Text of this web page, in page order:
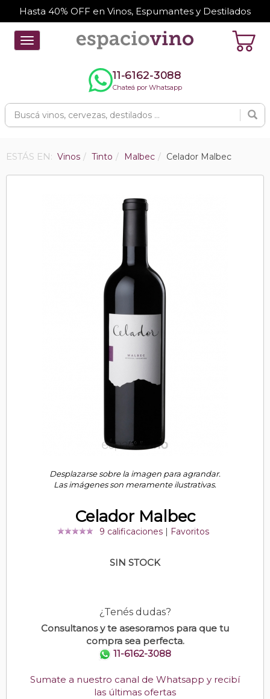
Hasta 40% OFF en Vinos, Espumantes y Destilados
Toggle
navigation
11-6162-3088
Chateá por Whatsapp
ESTÁS EN: Vinos Tinto Malbec Celador Malbec
Desplazarse sobre la imagen para agrandar.
Las imágenes son meramente ilustrativas.
Celador Malbec
9 calificaciones Favoritos
SIN STOCK
¿Tenés dudas?
Consultanos y te asesoramos para que tu
compra sea perfecta.
11-6162-3088
Sumate a nuestro canal de Whatsapp y recibí
las últimas ofertas